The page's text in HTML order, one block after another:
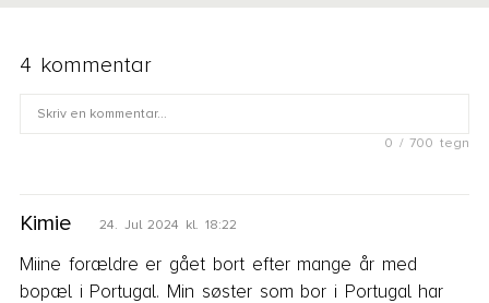
4 kommentar
0 / 700 tegn
Fornavn
E-mail
Kimie 24. Jul 2024 kl. 18:22
Miine forældre er gået bort efter mange år med
bopæl i Portugal. Min søster som bor i Portugal har